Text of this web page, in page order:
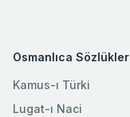
Osmanlıca Sözlükler
Kamus-ı Türki
Lugat-ı Naci